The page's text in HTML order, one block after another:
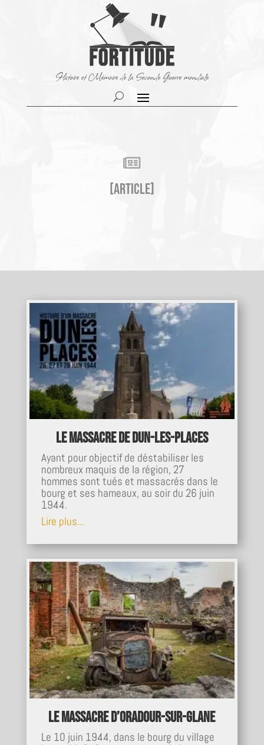
Histoire et Mémoire de la Seconde Guerre mondiale

[Article]
Le massacre de Dun-les-Places
Ayant pour objectif de déstabiliser les
nombreux maquis de la région, 27
hommes sont tués et massacrés dans le
bourg et ses hameaux, au soir du 26 juin
1944.
Lire plus...
Le massacre d’Oradour-sur-Glane
Le 10 juin 1944, dans le bourg du village